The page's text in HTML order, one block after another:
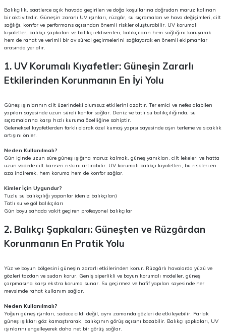
Balıkçılık, saatlerce açık havada geçirilen ve doğa koşullarına doğrudan maruz kalınan
bir aktivitedir. Güneşin zararlı UV ışınları, rüzgâr, su sıçramaları ve hava değişimleri, cilt
sağlığı, konfor ve performans açısından önemli riskler oluşturabilir. UV korumalı
kıyafetler, balıkçı şapkaları ve balıkçı eldivenleri, balıkçıların hem sağlığını koruyarak
hem de rahat ve verimli bir av süreci geçirmelerini sağlayarak en önemli ekipmanlar
arasında yer alır.
1. UV Korumalı Kıyafetler: Güneşin Zararlı
Etkilerinden Korunmanın En İyi Yolu
Güneş ışınlarının cilt üzerindeki olumsuz etkilerini azaltır. Ter emici ve nefes alabilen
yapıları sayesinde uzun süreli konfor sağlar. Deniz ve tatlı su balıkçılığında, su
sıçramalarına karşı hızlı kuruma özelliğine sahiptir.
Geleneksel kıyafetlerden farklı olarak özel kumaş yapısı sayesinde aşırı terleme ve sıcaklık
artışını önler.
Neden Kullanılmalı?
Gün içinde uzun süre güneş ışığına maruz kalmak, güneş yanıkları, cilt lekeleri ve hatta
uzun vadede cilt kanseri riskini artırabilir. UV korumalı balıkçı kıyafetleri, bu riskleri en
aza indirerek, hem koruma hem de konfor sağlar.
Kimler İçin Uygundur?
Tuzlu su balıkçılığı yapanlar (deniz balıkçıları)
Tatlı su ve göl balıkçıları
Gün boyu sahada vakit geçiren profesyonel balıkçılar
2. Balıkçı Şapkaları: Güneşten ve Rüzgârdan
Korunmanın En Pratik Yolu
Yüz ve boyun bölgesini güneşin zararlı etkilerinden korur. Rüzgârlı havalarda yüzü ve
gözleri tozdan ve sudan korur. Geniş siperlikli ve boyun korumalı modeller, güneş
çarpmasına karşı ekstra koruma sunar. Su geçirmez ve hafif yapıları sayesinde her
mevsimde rahat kullanım sağlar.
Neden Kullanılmalı?
Yoğun güneş ışınları, sadece cildi değil, aynı zamanda gözleri de etkileyebilir. Parlak
güneş ışıkları göz kamaştırarak, balıkçının görüş açısını bozabilir. Balıkçı şapkaları, UV
ışınlarını engelleyerek daha net bir görüş sağlar.